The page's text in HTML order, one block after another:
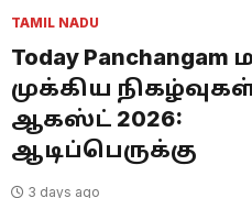
TAMIL NADU
Today Panchangam
முக்கிய
ஆகஸ்ட் 2026:
ஆடிப்பெருக்கு
3 days ago